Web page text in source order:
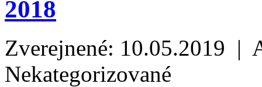
2018
Zverejnené: 10.05.2019 |
Nekategorizované